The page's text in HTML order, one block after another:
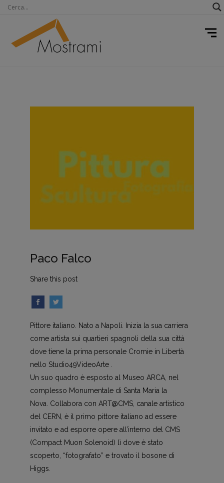
Paco Falco
Share this post
Pittore italiano. Nato a Napoli. Inizia la sua carriera
come artista sui quartieri spagnoli della sua città
dove tiene la prima personale Cromie in Libertà
nello Studio49VideoArte .
Un suo quadro è esposto al Museo ARCA, nel
complesso Monumentale di Santa Maria la
Nova. Collabora con ART@CMS, canale artistico
del CERN, è il primo pittore italiano ad essere
invitato e ad esporre opere all’interno del CMS
(Compact Muon Solenoid) lì dove è stato
scoperto, “fotografato” e trovato il bosone di
Higgs.